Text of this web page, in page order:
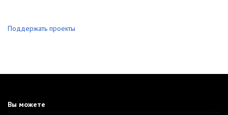
Поддержать проекты
Вы можете